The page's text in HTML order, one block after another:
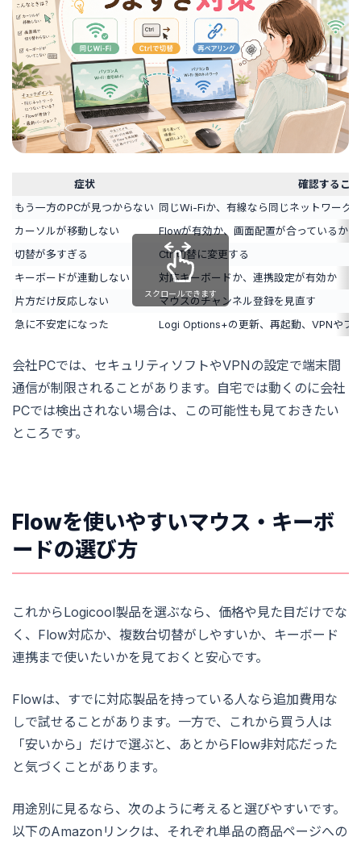
症状
確認すること
もう一方のPCが見つからない 同じWi-Fiか、有線なら同じネットワーク
カーソルが移動しない
Flowが有効か、画面配置が合っているか
切替が多すぎる
Ctrl切替に変更する
キーボードが連動しない
対応キーボードか、連携設定が有効か
片方だけ反応しない
マウスのチャンネル登録を見直す
急に不安定になった
Logi Options+の更新、再起動、VPNやフ
スクロールできます
会社PCでは、セキュリティソフトやVPNの設定で端末間
通信が制限されることがあります。自宅では動くのに会社
PCでは検出されない場合は、この可能性も見ておきたい
ところです。
Flowを使いやすいマウス・キーボ
ードの選び方
これからLogicool製品を選ぶなら、価格や見た目だけでな
く、Flow対応か、複数台切替がしやすいか、キーボード
連携まで使いたいかを見ておくと安心です。
Flowは、すでに対応製品を持っている人なら追加費用な
しで試せることがあります。一方で、これから買う人は
「安いから」だけで選ぶと、あとからFlow非対応だった
と気づくことがあります。
用途別に見るなら、次のように考えると選びやすいです。
以下のAmazonリンクは、それぞれ単品の商品ページへの